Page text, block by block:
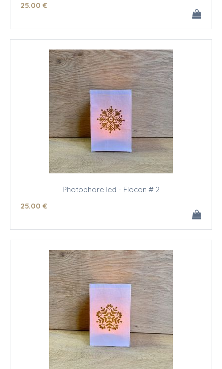
25.00 €
Photophore led - Flocon # 2
25.00 €